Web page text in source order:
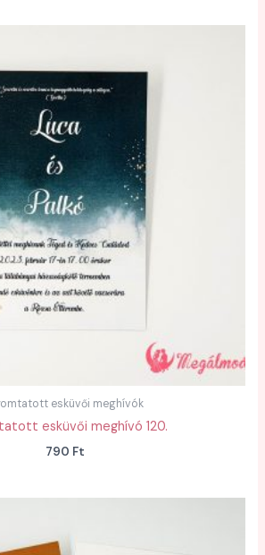
esküvői meghívók
esküvői meghívó 120.
790 Ft